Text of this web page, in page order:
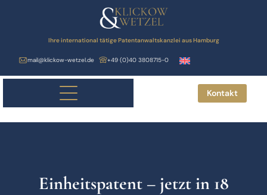
Ihre international tätige Patentanwaltskanzlei aus Hamburg
mail@klickow-wetzel.de +49 (0)40 3808715-0
Kontakt
Einheitspatent – jetzt in 18